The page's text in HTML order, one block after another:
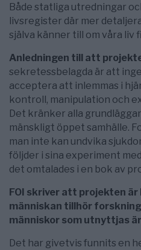
Både statliga utredningar
livsregister där mer
själva känner till om våra liv
Anledningen till att
sekretessbelagda är att
acceptera att inlemmas i
kontroll, manipulation och
Det kränker alla
mänskligt öppet samhälle.
man inte kan undvika
följder i sina experiment
det omtalades i en bok av
FOI skriver att projekten
människan tillhör
människor som utnyttjas
Det har givetvis funnits en